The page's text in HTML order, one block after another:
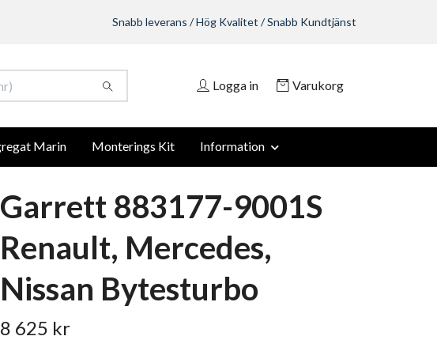
Snabb leverans / Hög Kvalitet / Snabb Kundtjänst
Logga in Varukorg
Marin Monterings Kit Information
Garrett 883177-9001S
Renault, Mercedes,
Nissan Bytesturbo
8 625 kr